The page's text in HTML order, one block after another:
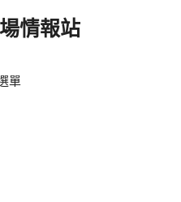
情報站
單